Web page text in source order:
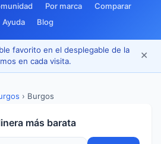
Por marca
Comparar
Ayuda
Blog
favorito en el desplegable de la
en cada visita.
✕
› Burgos
más barata